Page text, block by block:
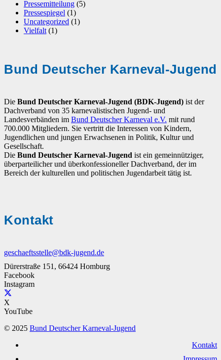
Pressemitteilung (5)
Pressespiegel (1)
Uncategorized (1)
Vielfalt (1)
Bund Deutscher Karneval-Jugend
Die Bund Deutscher Karneval-Jugend (BDK-Jugend) ist der
Dachverband von 35 karnevalistischen Jugend- und
Landesverbänden im Bund Deutscher Karneval e.V. mit rund
700.000 Mitgliedern. Sie vertritt die Interessen von Kindern,
Jugendlichen und jungen Erwachsenen in Politik, Kultur und
Gesellschaft.
Die Bund Deutscher Karneval-Jugend ist ein gemeinnütziger,
überparteilicher und überkonfessioneller Dachverband, der im
Bereich der kulturellen und politischen Jugendarbeit tätig ist.
Kontakt
geschaeftsstelle@bdk-jugend.de
Dürerstraße 151, 66424 Homburg
Facebook
Instagram
X
YouTube
© 2025 Bund Deutscher Karneval-Jugend
Kontakt